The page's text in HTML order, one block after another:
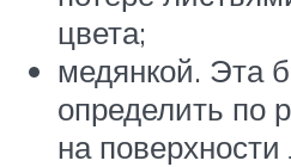
цвета;
медянкой. Эта
определить по
на поверхности